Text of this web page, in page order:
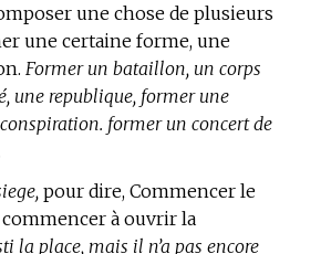
une chose de plusieurs
une certaine forme, une
Former un bataillon, un corps
une republique, former une
former un concert de
pour dire, Commencer le
commencer à ouvrir la
la place, mais il n’a pas encore